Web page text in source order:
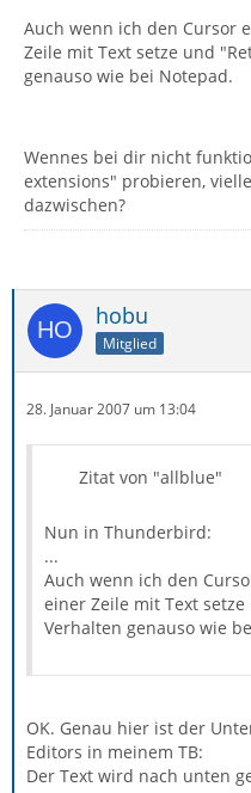
Auch wenn ich den Cursor
Zeile mit Text setze und
genauso wie bei Notepad.
Wennes bei dir nicht
extensions" probieren,
dazwischen?
hobu
Mitglied
28. Januar 2007 um 13:04
Zitat von "allblue"
Nun in Thunderbird:
...
Auch wenn ich den
einer Zeile mit Text
Verhalten genauso wie
OK. Genau hier ist der
Editors in meinem TB:
Der Text wird nach unten